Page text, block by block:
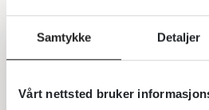
Samtykke Detaljer
Vårt nettsted bruker
kontroller for å sjekke for
må den være kontrollert